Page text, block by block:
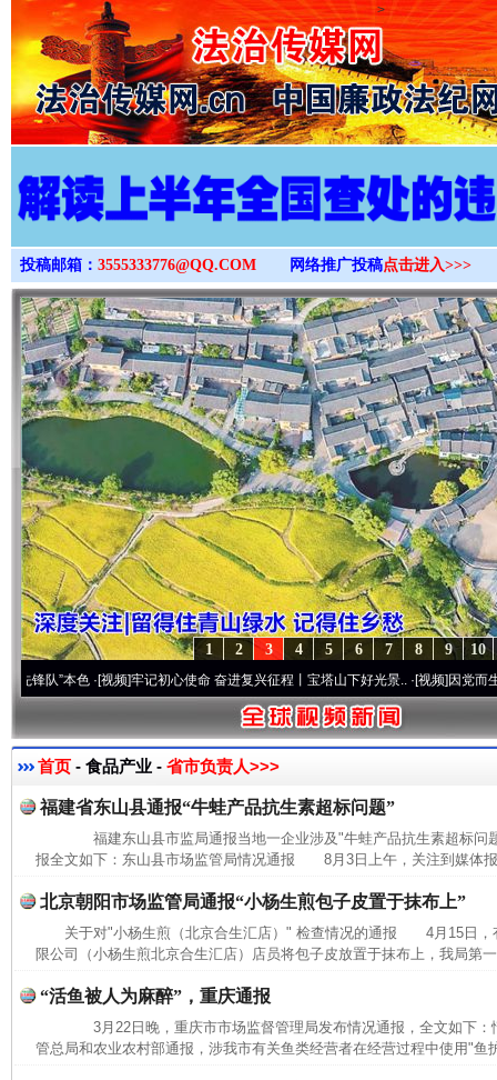
>
投稿邮箱： 3555333776@QQ.COM 网络推广投稿点击进入>>>
10
9
8
7
6
5
4
3
2
1
”本色·[视频]牢记初心使命 奋进复兴征程丨宝塔山下好光景..·[视频]因党而生 为党
首页 - 食品产业 - 省市负责人>>>
福建省东山县通报“牛蛙产品抗生素超标问题”
福建东山县市监局通报当地一企业涉及"牛蛙产品抗生素超标问
报全文如下：东山县市场监管局情况通报 8月3日上午，关注到媒体
北京朝阳市场监管局通报“小杨生煎包子皮置于抹布上”
关于对"小杨生煎（北京合生汇店）" 检查情况的通报 4月15日，
限公司（小杨生煎北京合生汇店）店员将包子皮放置于抹布上，我局第
“活鱼被人为麻醉”，重庆通报
3月22日晚，重庆市市场监督管理局发布情况通报，全文如下
管总局和农业农村部通报，涉我市有关鱼类经营者在经营过程中使用"鱼